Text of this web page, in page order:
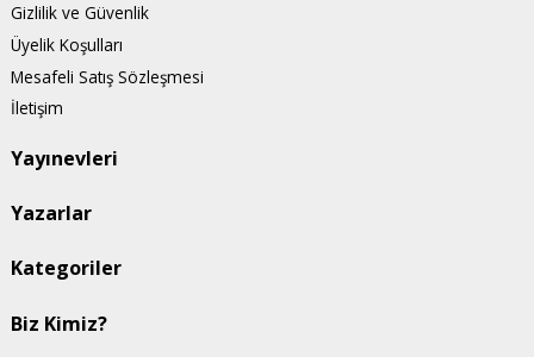
Gizlilik ve Güvenlik
Üyelik Koşulları
Mesafeli Satış Sözleşmesi
İletişim
Yayınevleri
Yazarlar
Kategoriler
Biz Kimiz?